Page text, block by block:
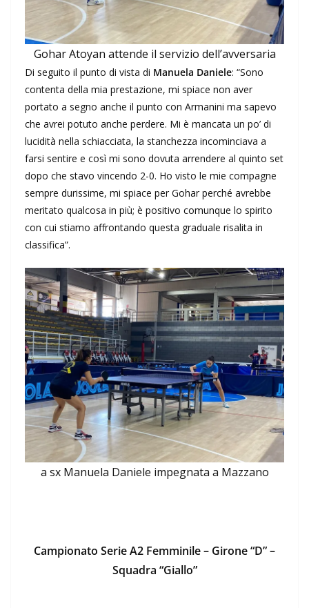
Gohar Atoyan attende il servizio dell’avversaria
Di seguito il punto di vista di Manuela Daniele: “Sono
contenta della mia prestazione, mi spiace non aver
portato a segno anche il punto con Armanini ma sapevo
che avrei potuto anche perdere. Mi è mancata un po’ di
lucidità nella schiacciata, la stanchezza incominciava a
farsi sentire e così mi sono dovuta arrendere al quinto set
dopo che stavo vincendo 2-0. Ho visto le mie compagne
sempre durissime, mi spiace per Gohar perché avrebbe
meritato qualcosa in più; è positivo comunque lo spirito
con cui stiamo affrontando questa graduale risalita in
classifica”.
a sx Manuela Daniele impegnata a Mazzano
Campionato Serie A2 Femminile – Girone “D” –
Squadra “Giallo”